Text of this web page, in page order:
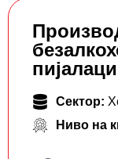
пијалаци
Сектор:
Ниво на